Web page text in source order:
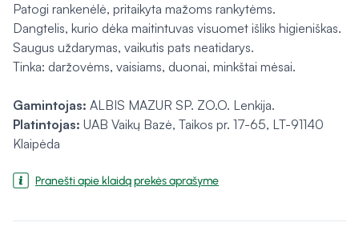
Patogi rankenėlė, pritaikyta mažoms rankytėms.
Dangtelis, kurio dėka maitintuvas visuomet išliks higieniškas.
Saugus uždarymas, vaikutis pats neatidarys.
Tinka: daržovėms, vaisiams, duonai, minkštai mėsai.
Gamintojas: ALBIS MAZUR SP. ZO.O. Lenkija.
Platintojas: UAB Vaikų Bazė, Taikos pr. 17-65, LT-91140
Klaipėda
Pranešti apie klaidą prekės aprašyme